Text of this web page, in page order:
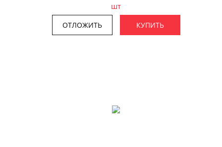
шт
ОТЛОЖИТЬ КУПИТЬ